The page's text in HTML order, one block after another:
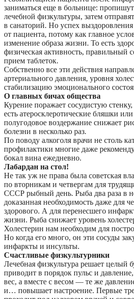
заниматься еще в больнице: пропишут
лечебной физкультуры, затем
в санаторий. Но успех
от пациента, потому как главное
изменение образа жизни. То есть
физическая активность, правильный
прием таблеток.
Собственно все эти действия
артериального давления, уровня
стабилизацию эмоционального
О главных бичах общества
Курение поражает сосудистую
есть атеросклеротические бляшки
полугодовое воздержание снижает
болезни в несколько раз.
По поводу алкоголя врачи не столь
профилактики многие даже
бокал вина ежедневно.
Лабардан на стол!
Не так уж не права была советская
по вторникам и четвергам для
СССР рыбный день. Рыба два раза в
доказанная необходимость даже для
здорового. А для перенесшего
жизни. Рыба снижает уровень
Холестерин нам необходим для
Но когда его много, он эти сосуды
инфаркты и инсульты.
Счастливые физкультурники
Лечебная физкультура решает целый
приводит в порядок пульс и
вес, а вместе с весом — те же
и… повышает настроение. Первые